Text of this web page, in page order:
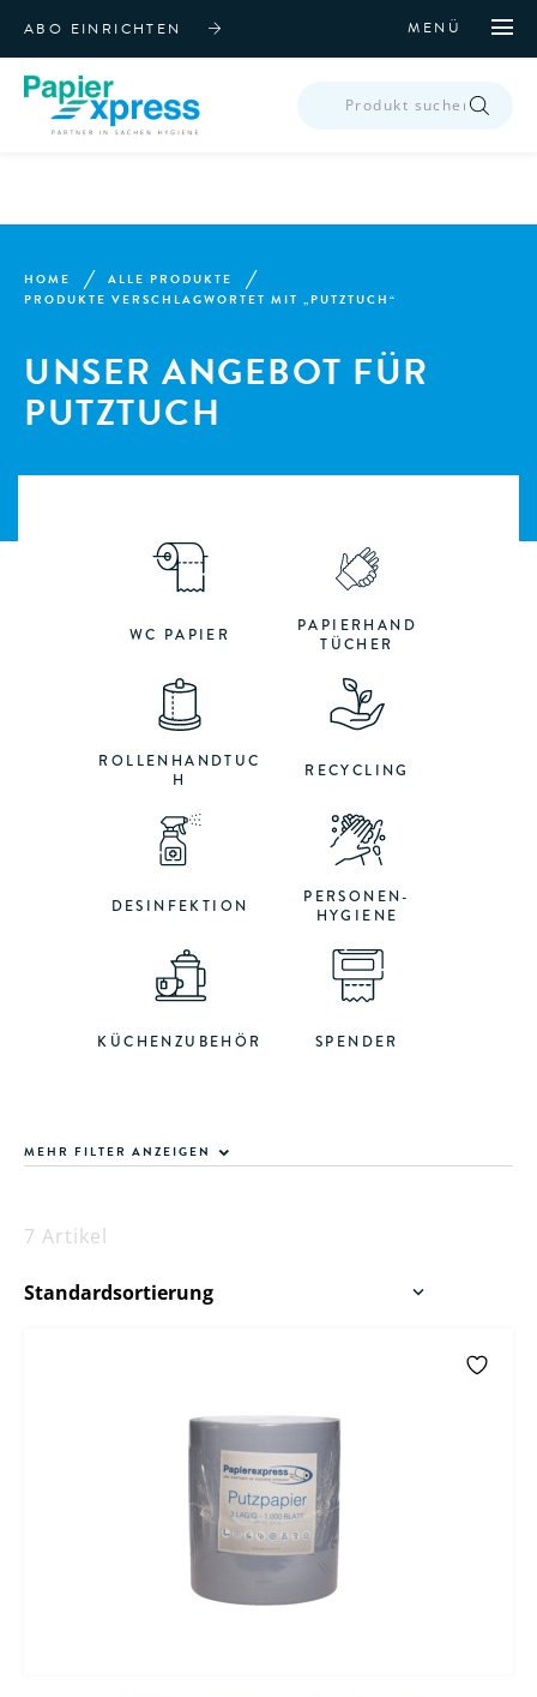
ABO EINRICHTEN MENÜ
SEARCH
HOME
ALLE PRODUKTE
PRODUKTE VERSCHLAGWORTET MIT „PUTZTUCH“
UNSER ANGEBOT FÜR
PUTZTUCH
WC PAPIER
PAPIERHAND
TÜCHER
ROLLENHANDTUC
H
RECYCLING
DESINFEKTION
PERSONEN-
HYGIENE
KÜCHENZUBEHÖR SPENDER
MEHR FILTER ANZEIGEN
7 Artikel